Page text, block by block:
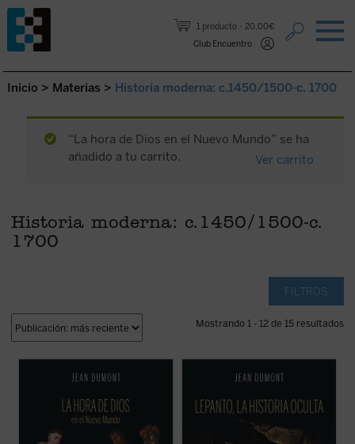
1 producto
20,00€
Club Encuentro
Saltar al contenido.
Inicio > Materias > Historia moderna: c.1450/1500-c. 1700
“La hora de Dios en el Nuevo Mundo” se ha
añadido a tu carrito.
Ver carrito
Historia moderna: c.1450/1500-c.
1700
FILTROS
Mostrando 1 - 12 de 15 resultados
de cuatro hombres excepcionales:
de Quiroga, y Bernardino de Sahagún. Con
ellos, el lector compartirá la aventura de
quienes tenían sobre sí la tarea y la ...
victoria de Lepanto, cuando la Europa
expansionismo islámico que amenazaba
las puertas de Roma, Venecia y Viena. Pero
más allá de este acontecimiento, Dumont ...